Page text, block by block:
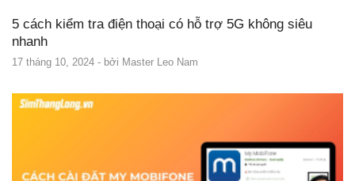
5 cách kiểm tra điện thoại có hỗ trợ 5G không siêu
nhanh
17 tháng 10, 2024 - bởi Master Leo Nam